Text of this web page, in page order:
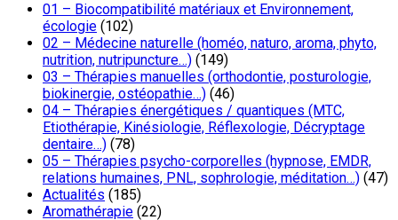
01 – Biocompatibilité matériaux et Environnement,
écologie (102)
02 – Médecine naturelle (homéo, naturo, aroma, phyto,
nutrition, nutripuncture…) (149)
03 – Thérapies manuelles (orthodontie, posturologie,
biokinergie, ostéopathie…) (46)
04 – Thérapies énergétiques / quantiques (MTC,
Etiothérapie, Kinésiologie, Réflexologie, Décryptage
dentaire…) (78)
05 – Thérapies psycho-corporelles (hypnose, EMDR,
relations humaines, PNL, sophrologie, méditation…) (47)
Actualités (185)
Aromathérapie (22)